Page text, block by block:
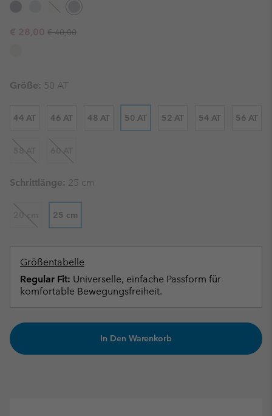
Sale price:
€ 28,00 Regular price:
€ 40,00
Größe: 50 AT
44 AT 46 AT 48 AT 50 AT 52 AT 54 AT 56 AT
58 AT 60 AT
Schrittlänge: 25 cm
20 cm 25 cm
Größentabelle
Regular Fit: Universelle, einfache Passform für
komfortable Bewegungsfreiheit.
In Den Warenkorb